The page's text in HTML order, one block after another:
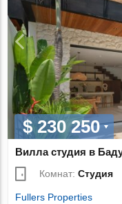
$ 230 250
Вилла студия в
Комнат:Студия
Fullers Properties